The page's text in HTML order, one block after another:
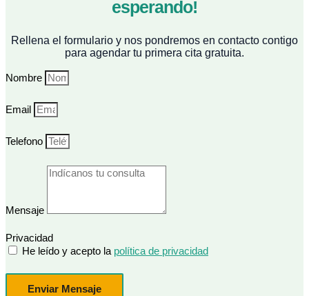
esperando!
Rellena el formulario y nos pondremos en contacto contigo
para agendar tu primera cita gratuita.
Nombre
Email
Telefono
Mensaje
Privacidad
He leído y acepto la política de privacidad
Enviar Mensaje